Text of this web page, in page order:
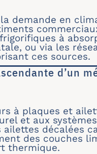
demande en
à
ou via les
ces sources.
d’un
à plaques et
et aux
décalées
des couches
thermique.